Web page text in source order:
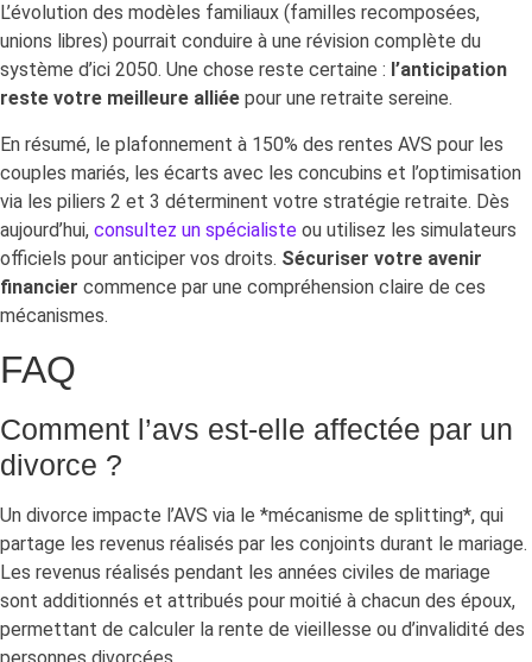
L’évolution des modèles familiaux (familles recomposées,
unions libres) pourrait conduire à une révision complète du
système d’ici 2050. Une chose reste certaine : l’anticipation
reste votre meilleure alliée pour une retraite sereine.
En résumé, le plafonnement à 150% des rentes AVS pour les
couples mariés, les écarts avec les concubins et l’optimisation
via les piliers 2 et 3 déterminent votre stratégie retraite. Dès
aujourd’hui, consultez un spécialiste ou utilisez les simulateurs
officiels pour anticiper vos droits. Sécuriser votre avenir
financier commence par une compréhension claire de ces
mécanismes.
FAQ
Comment l’avs est-elle affectée par un
divorce ?
Un divorce impacte l’AVS via le *mécanisme de splitting*, qui
partage les revenus réalisés par les conjoints durant le mariage.
Les revenus réalisés pendant les années civiles de mariage
sont additionnés et attribués pour moitié à chacun des époux,
permettant de calculer la rente de vieillesse ou d’invalidité des